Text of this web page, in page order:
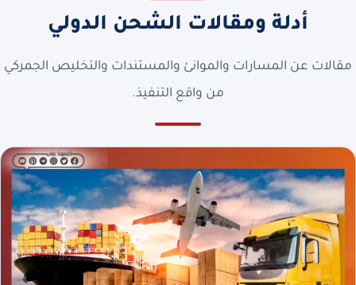
أدلة ومقالات الشحن الدولي
مقالات عن المسارات والموانئ والمستندات والتخليص الجمركي
من واقع التنفيذ.